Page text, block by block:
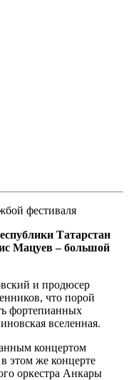
фестиваля
Татарстан
Мацуев – большой
и продюсер
что порой
фортепианных
вселенная.
концертом
этом же концерте
оркестра Анкары